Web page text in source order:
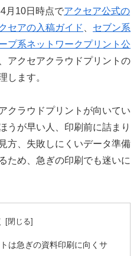
月10日時点でアクセア公式の
セアの入稿ガイド
セブン系
プ系ネットワークプリント公
アクセアクラウドプリントの
します。
クラウドプリントが向いてい
うが早い人、印刷前に詰まり
方、失敗しにくいデータ準備
ため、急ぎの印刷でも迷いに
は急ぎの資料印刷に向くサ